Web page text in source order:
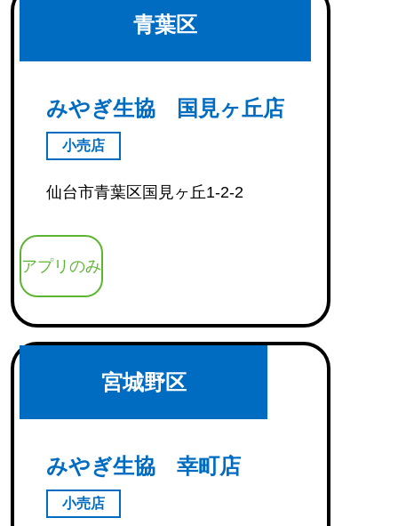
青葉区
みやぎ生協 国見ヶ丘店
小売店
仙台市青葉区国見ヶ丘1-2-2
アプリのみ
宮城野区
みやぎ生協 幸町店
小売店